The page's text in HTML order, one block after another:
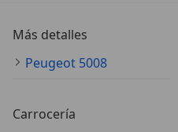
Más detalles
Peugeot 5008
Carrocería